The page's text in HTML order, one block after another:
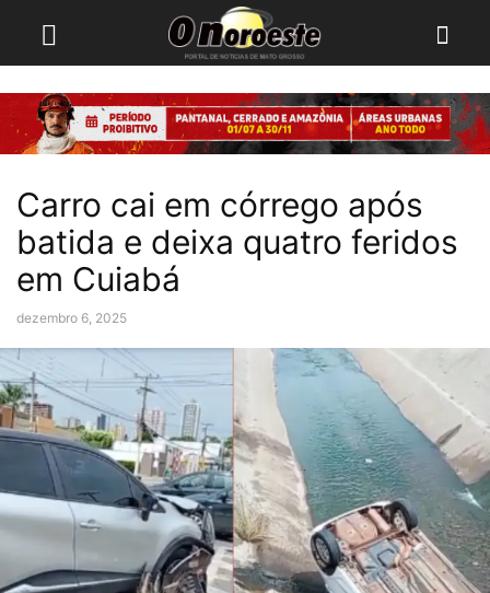
Carro cai em córrego após
batida e deixa quatro feridos
em Cuiabá
dezembro 6, 2025